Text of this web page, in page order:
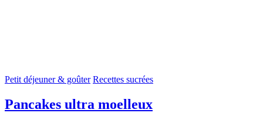
Petit déjeuner & goûter Recettes sucrées
Pancakes ultra moelleux